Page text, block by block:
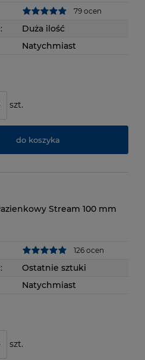
79 ocen
Duża ilość
Natychmiast
szt.
do koszyka
Stream 100 mm
126 ocen
Ostatnie sztuki
Natychmiast
szt.